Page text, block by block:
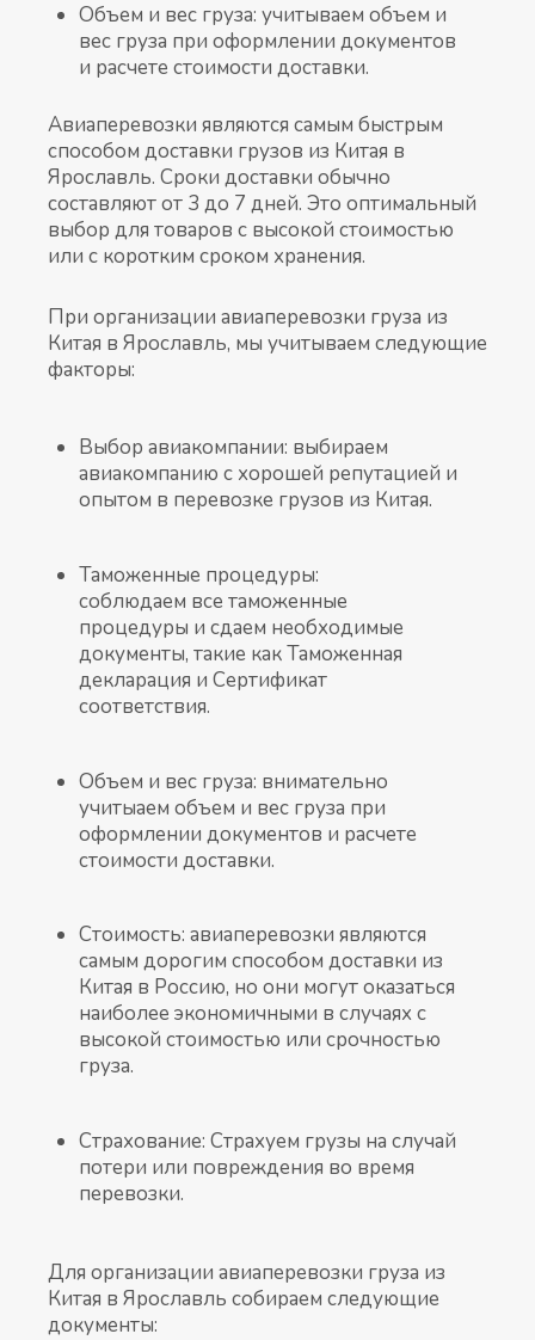
Объем и вес груза: учитываем объем и
вес груза при оформлении документов
и расчете стоимости доставки.
Авиаперевозки являются самым быстрым
способом доставки грузов из Китая в
Ярославль. Сроки доставки обычно
составляют от 3 до 7 дней. Это оптимальный
выбор для товаров с высокой стоимостью
или с коротким сроком хранения.
При организации авиаперевозки груза из
Китая в Ярославль, мы учитываем следующие
факторы:
Выбор авиакомпании: выбираем
авиакомпанию с хорошей репутацией и
опытом в перевозке грузов из Китая.
Таможенные процедуры:
соблюдаем все таможенные
процедуры и сдаем необходимые
документы, такие как Таможенная
декларация и Сертификат
соответствия.
Объем и вес груза: внимательно
учитыаем объем и вес груза при
оформлении документов и расчете
стоимости доставки.
Стоимость: авиаперевозки являются
самым дорогим способом доставки из
Китая в Россию, но они могут оказаться
наиболее экономичными в случаях с
высокой стоимостью или срочностью
груза.
Страхование: Страхуем грузы на случай
потери или повреждения во время
перевозки.
Для организации авиаперевозки груза из
Китая в Ярославль собираем следующие
документы: